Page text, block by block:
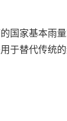
国家基本雨
于替代传统